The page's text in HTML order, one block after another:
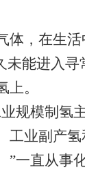
，在生活
未能进入
。
模制氢
工业副产氢
”一直从事